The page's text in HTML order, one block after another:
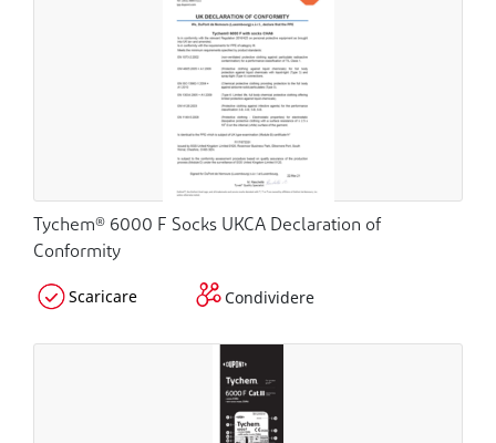
Tychem® 6000 F Socks UKCA Declaration of
Conformity
Scaricare Condividere